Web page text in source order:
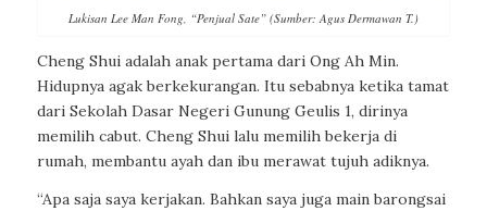
Lukisan Lee Man Fong, “Penjual Sate” (Sumber: Agus Dermawan T.)
Cheng Shui adalah anak pertama dari Ong Ah Min.
Hidupnya agak berkekurangan. Itu sebabnya ketika tamat
dari Sekolah Dasar Negeri Gunung Geulis 1, dirinya
memilih cabut. Cheng Shui lalu memilih bekerja di
rumah, membantu ayah dan ibu merawat tujuh adiknya.
“Apa saja saya kerjakan. Bahkan saya juga main barongsai